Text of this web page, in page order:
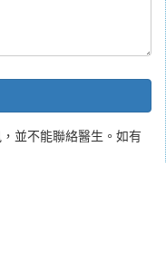
並不能聯絡醫生。如有